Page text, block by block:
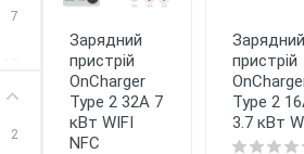
7
2
Зарядний
пристрій
OnCharger
Type 2 32A 7
кВт WIFI
NFC
Зарядний
пристрій
Type 2
3.7 кВт